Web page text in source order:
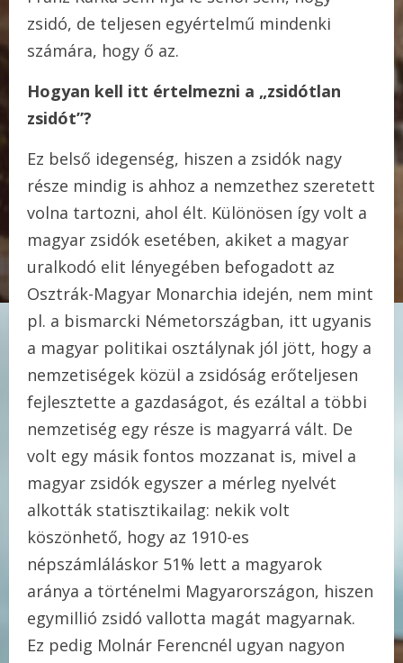
zsidó, de teljesen egyértelmű mindenki
számára, hogy ő az.
Hogyan kell itt értelmezni a „zsidótlan
zsidót”?
Ez belső idegenség, hiszen a zsidók nagy
része mindig is ahhoz a nemzethez szeretett
volna tartozni, ahol élt. Különösen így volt a
magyar zsidók esetében, akiket a magyar
uralkodó elit lényegében befogadott az
Osztrák-Magyar Monarchia idején, nem mint
pl. a bismarcki Németországban, itt ugyanis
a magyar politikai osztálynak jól jött, hogy a
nemzetiségek közül a zsidóság erőteljesen
fejlesztette a gazdaságot, és ezáltal a többi
nemzetiség egy része is magyarrá vált. De
volt egy másik fontos mozzanat is, mivel a
magyar zsidók egyszer a mérleg nyelvét
alkották statisztikailag: nekik volt
köszönhető, hogy az 1910-es
népszámláláskor 51% lett a magyarok
aránya a történelmi Magyarországon, hiszen
egymillió zsidó vallotta magát magyarnak.
Ez pedig Molnár Ferencnél ugyan nagyon